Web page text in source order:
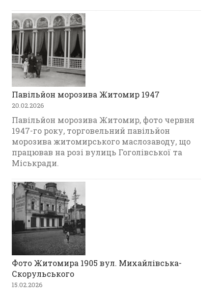
Павільйон морозива Житомир 1947
20.02.2026
Павільйон морозива Житомир, фото червня
1947-го року, торговельний павільйон
морозива житомирського маслозаводу, що
працював на розі вулиць Гоголівської та
Міськради.
Фото Житомира 1905 вул. Михайлівська-
Скорульського
15.02.2026